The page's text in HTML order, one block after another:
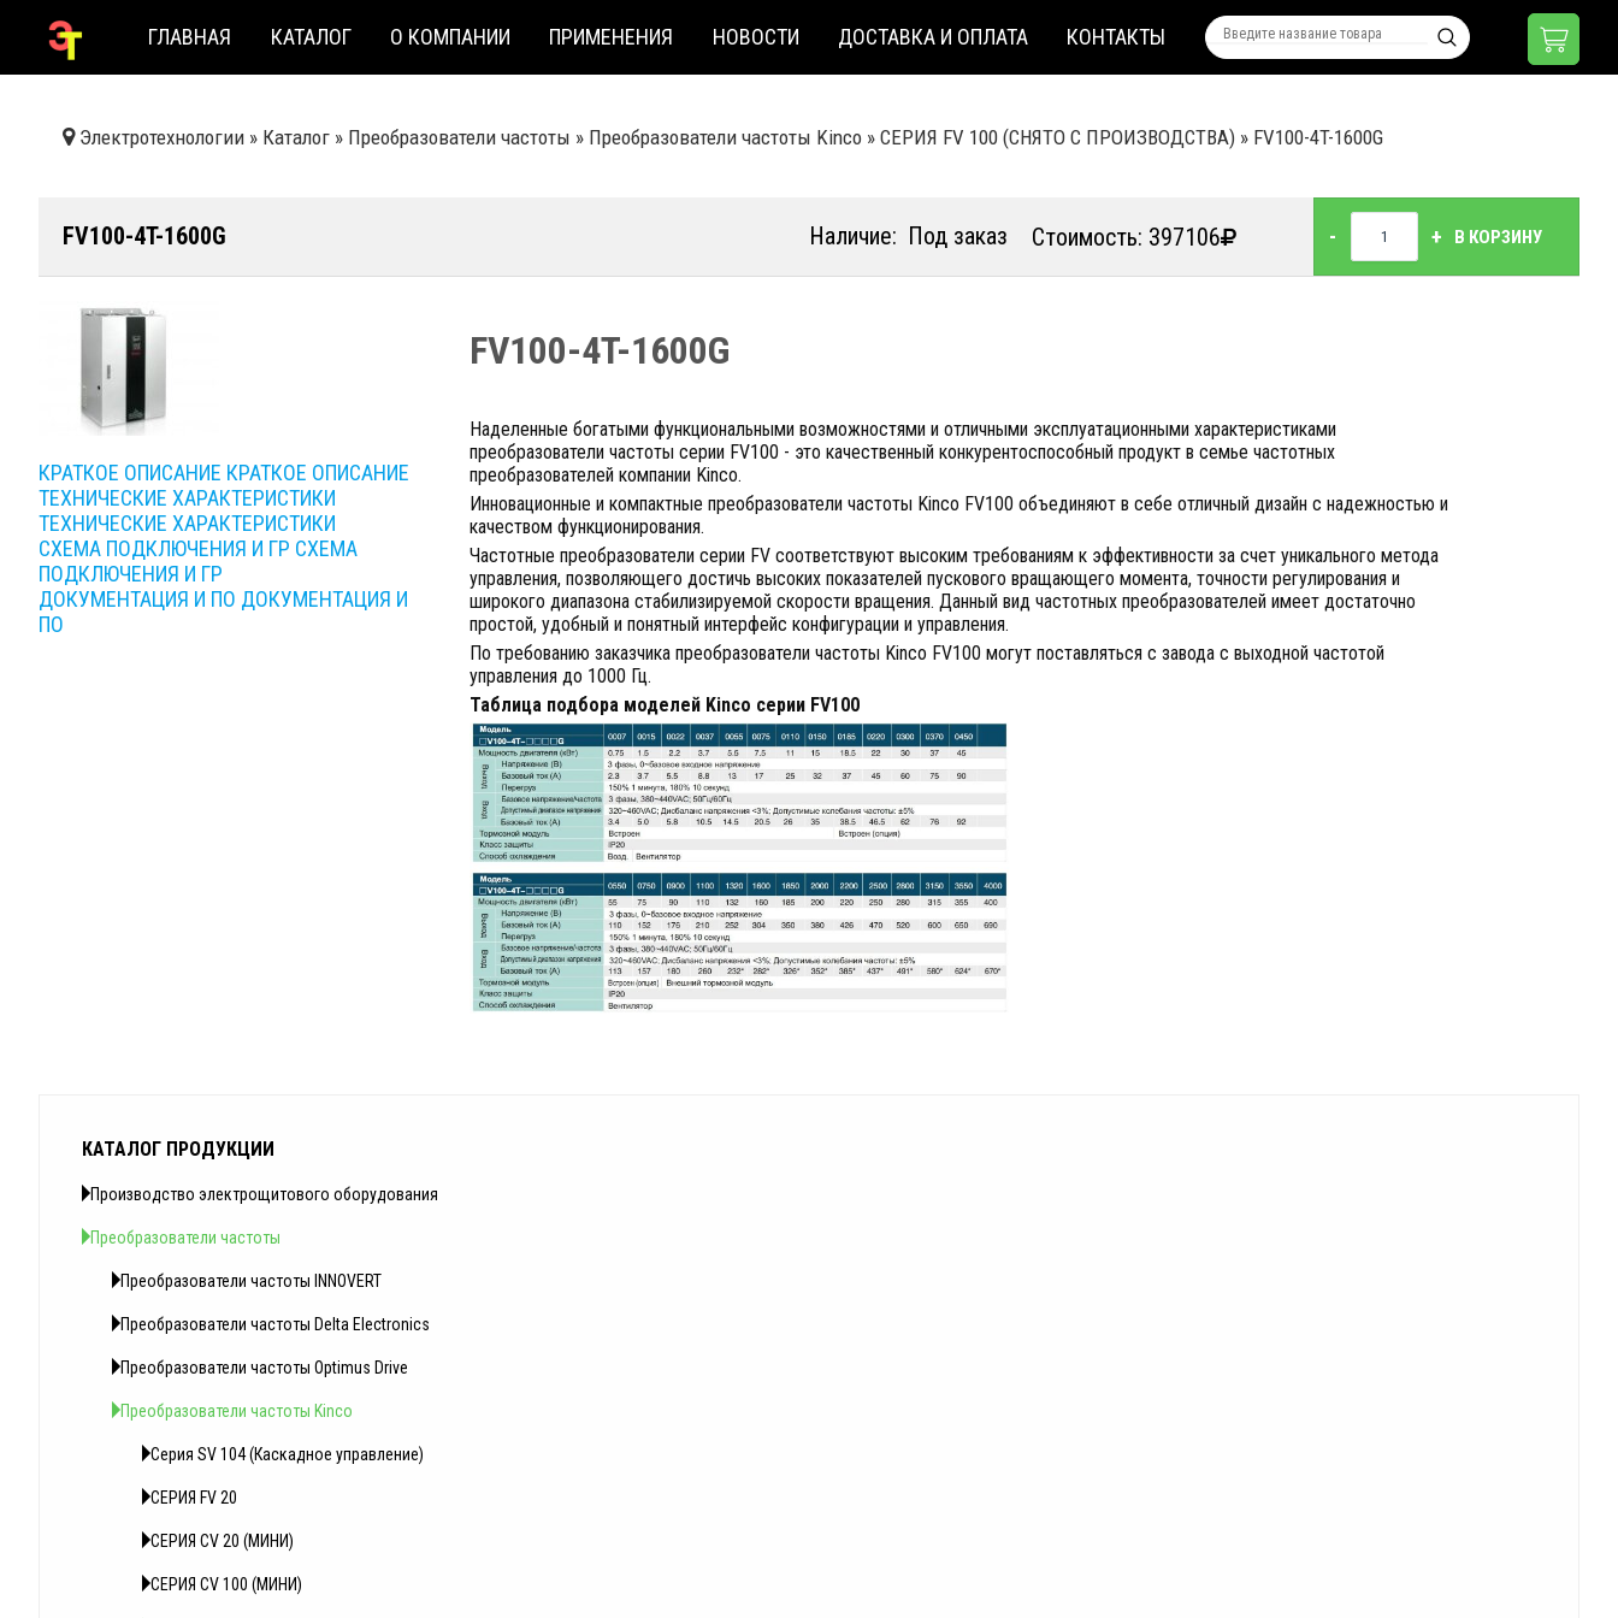
ГЛАВНАЯ КАТАЛОГ О КОМПАНИИ ПРИМЕНЕНИЯ НОВОСТИ ДОСТАВКА И ОПЛАТА КОНТАКТЫ
Электротехнологии » Каталог » Преобразователи частоты » Преобразователи частоты Kinco » СЕРИЯ FV 100 (СНЯТО С ПРОИЗВОДСТВА) » FV100-4T-1600G
FV100-4T-1600G Наличие: Под заказ Стоимость: 397106 - + В КОРЗИНУ
КРАТКОЕ ОПИСАНИЕ КРАТКОЕ ОПИСАНИЕ
ТЕХНИЧЕСКИЕ ХАРАКТЕРИСТИКИ
ТЕХНИЧЕСКИЕ ХАРАКТЕРИСТИКИ
СХЕМА ПОДКЛЮЧЕНИЯ И ГР СХЕМА
ПОДКЛЮЧЕНИЯ И ГР
ДОКУМЕНТАЦИЯ И ПО ДОКУМЕНТАЦИЯ И
ПО
FV100-4T-1600G
Наделенные богатыми функциональными возможностями и отличными эксплуатационными характеристиками
преобразователи частоты серии FV100 - это качественный конкурентоспособный продукт в семье частотных
преобразователей компании Kinco.
Инновационные и компактные преобразователи частоты Kinco FV100 объединяют в себе отличный дизайн с надежностью и
качеством функционирования.
Частотные преобразователи серии FV соответствуют высоким требованиям к эффективности за счет уникального метода
управления, позволяющего достичь высоких показателей пускового вращающего момента, точности регулирования и
широкого диапазона стабилизируемой скорости вращения. Данный вид частотных преобразователей имеет достаточно
простой, удобный и понятный интерфейс конфигурации и управления.
По требованию заказчика преобразователи частоты Kinco FV100 могут поставляться с завода с выходной частотой
управления до 1000 Гц.
Таблица подбора моделей Kinco серии FV100
КАТАЛОГ ПРОДУКЦИИ
Производство электрощитового оборудования
Преобразователи частоты
Преобразователи частоты INNOVERT
Преобразователи частоты Delta Electronics
Преобразователи частоты Optimus Drive
Преобразователи частоты Kinco
Серия SV 104 (Каскадное управление)
СЕРИЯ FV 20
СЕРИЯ CV 20 (МИНИ)
СЕРИЯ СV 100 (МИНИ)